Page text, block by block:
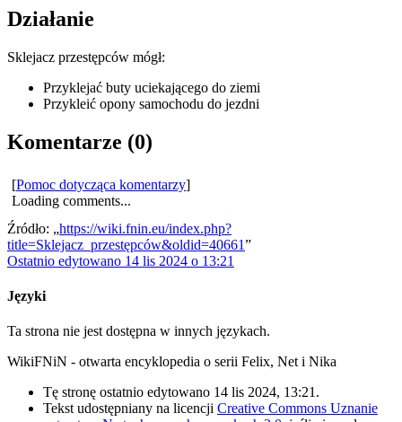
Działanie
Sklejacz przestępców mógł:
Przyklejać buty uciekającego do ziemi
Przykleić opony samochodu do jezdni
Komentarze (0)
[Pomoc dotycząca komentarzy]
Loading comments...
Źródło: „https://wiki.fnin.eu/index.php?
title=Sklejacz_przestępców&oldid=40661”
Ostatnio edytowano 14 lis 2024 o 13:21
Języki
Ta strona nie jest dostępna w innych językach.
WikiFNiN - otwarta encyklopedia o serii Felix, Net i Nika
Tę stronę ostatnio edytowano 14 lis 2024, 13:21.
Tekst udostępniany na licencji Creative Commons Uznanie